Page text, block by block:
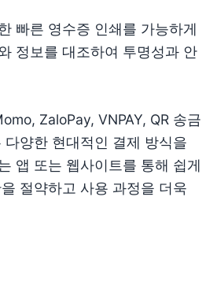
빠른 영수증 인쇄를 가능하게
정보를 대조하여 투명성과 안
ZaloPay, VNPAY, QR 송금
다양한 현대적인 결제 방식을
앱 또는 웹사이트를 통해 쉽게
절약하고 사용 과정을 더욱